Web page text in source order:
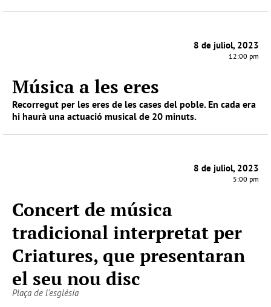
8 de juliol, 2023
12:00 pm
Música a les eres
Recorregut per les eres de les cases del poble. En cada era
hi haurà una actuació musical de 20 minuts.
8 de juliol, 2023
5:00 pm
Concert de música
tradicional interpretat per
Criatures, que presentaran
el seu nou disc
Plaça de l'església